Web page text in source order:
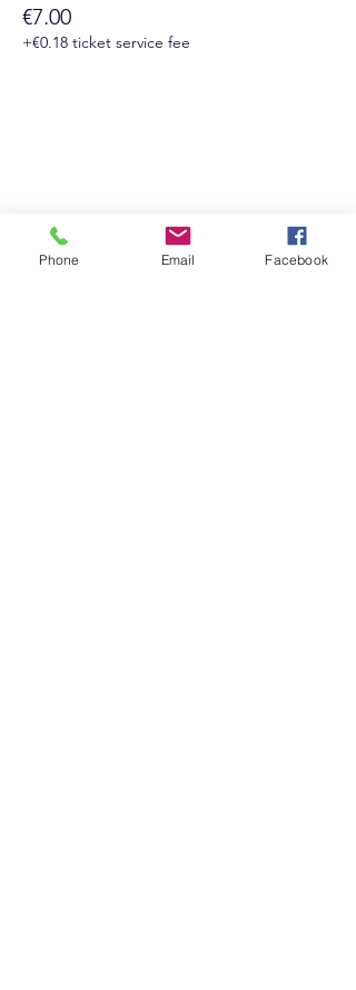
€7.00
+€0.18 ticket service fee
Suivez-nous sur les réseaux sociaux :
Phone Email Facebook